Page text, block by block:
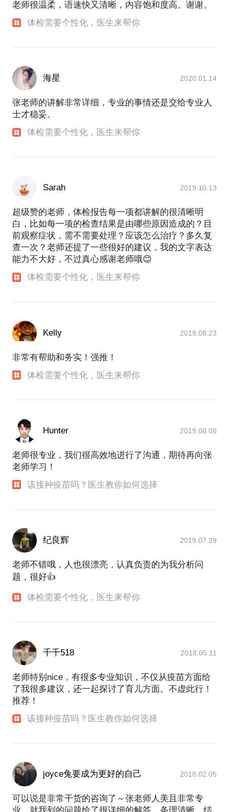
医院进行就诊。本话题内容及行家观点不代表平台观
老师很温柔，语速快又清晰，内容饱和度高。谢谢。
体检需要个性化，医生来帮你
海星 2020.01.14
张老师的讲解非常详细，专业的事情还是交给专业人
士才稳妥。
体检需要个性化，医生来帮你
Sarah 2019.10.13
超级赞的老师，体检报告每一项都讲解的很清晰明
白，比如每一项的检查结果是由哪些原因造成的？目
前观察症状，需不需要处理？应该怎么治疗？多久复
查一次？老师还提了一些很好的建议，我的文字表达
能力不大好，不过真心感谢老师哦😊
体检需要个性化，医生来帮你
Kelly 2019.08.23
非常有帮助和务实！强推！
体检需要个性化，医生来帮你
Hunter 2019.08.08
老师很专业，我们很高效地进行了沟通，期待再向张
老师学习！
该接种疫苗吗？医生教你如何选择
纪良辉 2019.07.29
老师不错哦，人也很漂亮，认真负责的为我分析问
题，很好👍
体检需要个性化，医生来帮你
千千518 2018.05.11
老师特别nice，有很多专业知识，不仅从疫苗方面给
了我很多建议，还一起探讨了育儿方面。不虚此行！
推荐！
该接种疫苗吗？医生教你如何选择
joyce兔要成为更好的自己 2018.02.05
可以说是非常干货的咨询了～张老师人美且非常专